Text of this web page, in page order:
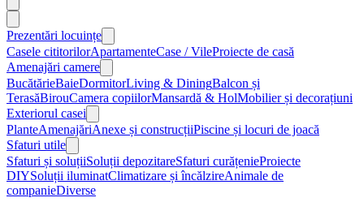
Prezentări locuințe
Casele cititorilorApartamenteCase / VileProiecte de casă
Amenajări camere
BucătărieBaieDormitorLiving & DiningBalcon și
TerasăBirouCamera copiilorMansardă & HolMobilier și decorațiuni
Exteriorul casei
PlanteAmenajăriAnexe și construcțiiPiscine și locuri de joacă
Sfaturi utile
Sfaturi și soluțiiSoluții depozitareSfaturi curățenieProiecte
DIYSoluții iluminatClimatizare și încălzireAnimale de
companieDiverse